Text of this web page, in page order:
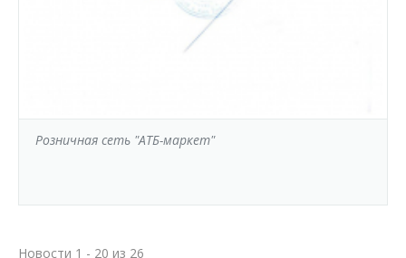
Розничная сеть "АТБ-маркет"
Новости 1 - 20 из 26